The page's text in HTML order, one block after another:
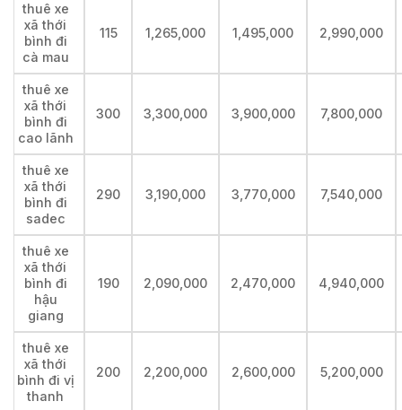
thuê xe
xã thới
bình đi
cà mau
115 1,265,000 1,495,000 2,990,000
thuê xe
xã thới
bình đi
cao lãnh
300 3,300,000 3,900,000 7,800,000
thuê xe
xã thới
bình đi
sadec
290 3,190,000 3,770,000 7,540,000
thuê xe
xã thới
bình đi
hậu
giang
190 2,090,000 2,470,000 4,940,000
thuê xe
xã thới
bình đi vị
thanh
200 2,200,000 2,600,000 5,200,000